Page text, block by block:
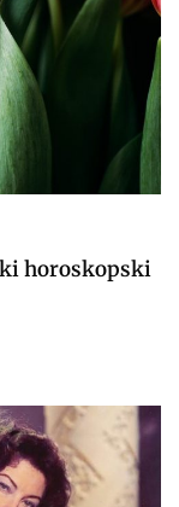
horoskopski